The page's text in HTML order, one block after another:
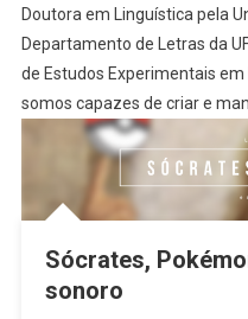
Doutora em Linguística pela
Departamento de Letras da
de Estudos Experimentais
somos capazes de criar e
Sócrates,
sonoro